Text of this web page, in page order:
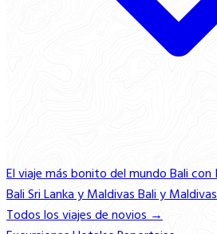
El viaje más bonito del mundoBali con
BaliSri Lanka y MaldivasBali y
Todos los viajes de novios →